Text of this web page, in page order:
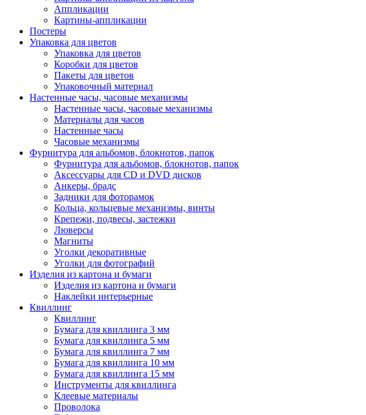
Аппликации
Картины-аппликации
Постеры
Упаковка для цветов
Упаковка для цветов
Коробки для цветов
Пакеты для цветов
Упаковочный материал
Настенные часы, часовые механизмы
Настенные часы, часовые механизмы
Материалы для часов
Настенные часы
Часовые механизмы
Фурнитура для альбомов, блокнотов, папок
Фурнитура для альбомов, блокнотов, папок
Аксессуары для CD и DVD дисков
Анкеры, брадс
Задники для фоторамок
Кольца, кольцевые механизмы, винты
Крепежи, подвесы, застежки
Люверсы
Магниты
Уголки декоративные
Уголки для фотографий
Изделия из картона и бумаги
Изделия из картона и бумаги
Наклейки интерьерные
Квиллинг
Квиллинг
Бумага для квиллинга 3 мм
Бумага для квиллинга 5 мм
Бумага для квиллинга 7 мм
Бумага для квиллинга 10 мм
Бумага для квиллинга 15 мм
Инструменты для квиллинга
Клеевые материалы
Проволока